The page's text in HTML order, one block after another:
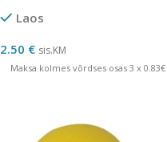
Laos
2.50 € sis.KM
Maksa kolmes võrdses osas 3 x 0.83€